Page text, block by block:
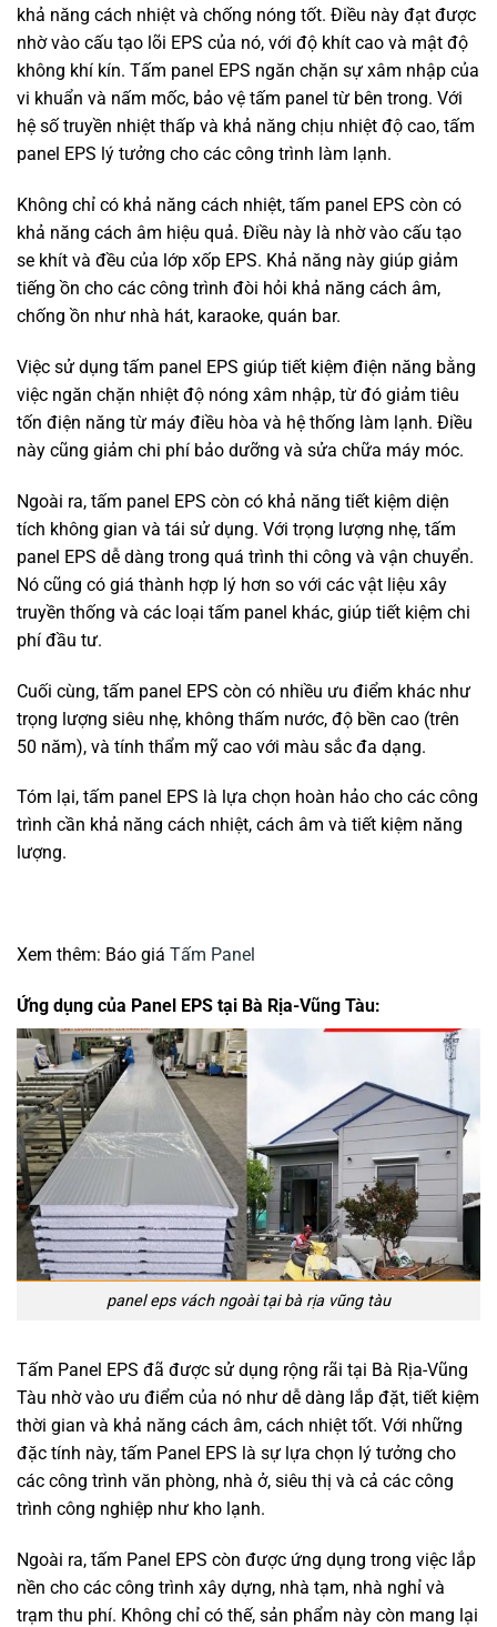
khả năng cách nhiệt và chống nóng tốt. Điều này đạt được
nhờ vào cấu tạo lõi EPS của nó, với độ khít cao và mật độ
không khí kín. Tấm panel EPS ngăn chặn sự xâm nhập của
vi khuẩn và nấm mốc, bảo vệ tấm panel từ bên trong. Với
hệ số truyền nhiệt thấp và khả năng chịu nhiệt độ cao, tấm
panel EPS lý tưởng cho các công trình làm lạnh.
Không chỉ có khả năng cách nhiệt, tấm panel EPS còn có
khả năng cách âm hiệu quả. Điều này là nhờ vào cấu tạo
se khít và đều của lớp xốp EPS. Khả năng này giúp giảm
tiếng ồn cho các công trình đòi hỏi khả năng cách âm,
chống ồn như nhà hát, karaoke, quán bar.
Việc sử dụng tấm panel EPS giúp tiết kiệm điện năng bằng
việc ngăn chặn nhiệt độ nóng xâm nhập, từ đó giảm tiêu
tốn điện năng từ máy điều hòa và hệ thống làm lạnh. Điều
này cũng giảm chi phí bảo dưỡng và sửa chữa máy móc.
Ngoài ra, tấm panel EPS còn có khả năng tiết kiệm diện
tích không gian và tái sử dụng. Với trọng lượng nhẹ, tấm
panel EPS dễ dàng trong quá trình thi công và vận chuyển.
Nó cũng có giá thành hợp lý hơn so với các vật liệu xây
truyền thống và các loại tấm panel khác, giúp tiết kiệm chi
phí đầu tư.
Cuối cùng, tấm panel EPS còn có nhiều ưu điểm khác như
trọng lượng siêu nhẹ, không thấm nước, độ bền cao (trên
50 năm), và tính thẩm mỹ cao với màu sắc đa dạng.
Tóm lại, tấm panel EPS là lựa chọn hoàn hảo cho các công
trình cần khả năng cách nhiệt, cách âm và tiết kiệm năng
lượng.
Xem thêm: Báo giá Tấm Panel
Ứng dụng của Panel EPS tại Bà Rịa-Vũng Tàu:
panel eps vách ngoài tại bà rịa vũng tàu
Tấm Panel EPS đã được sử dụng rộng rãi tại Bà Rịa-Vũng
Tàu nhờ vào ưu điểm của nó như dễ dàng lắp đặt, tiết kiệm
thời gian và khả năng cách âm, cách nhiệt tốt. Với những
đặc tính này, tấm Panel EPS là sự lựa chọn lý tưởng cho
các công trình văn phòng, nhà ở, siêu thị và cả các công
trình công nghiệp như kho lạnh.
Ngoài ra, tấm Panel EPS còn được ứng dụng trong việc lắp
nền cho các công trình xây dựng, nhà tạm, nhà nghỉ và
trạm thu phí. Không chỉ có thế, sản phẩm này còn mang lại